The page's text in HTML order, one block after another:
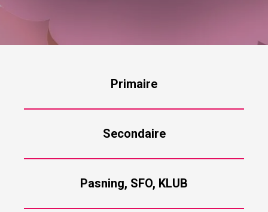
Primaire
Secondaire
Pasning, SFO, KLUB